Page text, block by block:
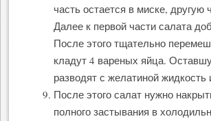
часть остается в миске, другую
Далее к первой части салата
После этого тщательно
кладут 4 вареных яйца.
разводят с желатиной
После этого салат нужно
полного застывания в